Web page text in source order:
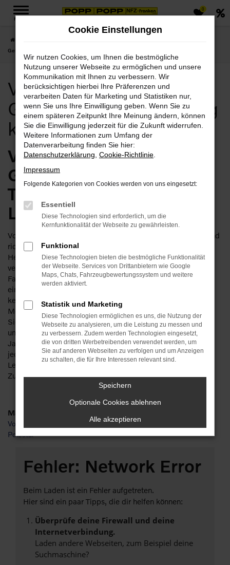
Zum
MENÜ
0
Gebrauchtwagen günstig kaufen
Volvo XC90 für Leipzig
Gebrauchtwagen günstig
kaufen
Volvo XC90
Gebrauchtwagen vom
Traditionshändler für
Leipzig
Volvo XC90 Gebrauchtwagen für Leipzig – das klingt gut und
richtig. Sparen Sie getrost ordentlich Geld, denn bei diesem
Hersteller machen Sie auch mit einem Gebrauchten nichts
verkehrt. Die Besonderheit liegt in der Langlebigkeit der
Fahrzeuge. Ein Volvo XC90 Gebrauchtwagen kann bereits
einige Jahre gefahren worden sein und zeigt immer noch
keinerlei Anzeichen von Ermüdung. Wir bieten Ihnen für Ihre
Mobilität in Leipzig bevorzugt junge Gebrauchte und lassen
Sie meist in scheckheftgepflegte Fahrzeuge einsteigen. Da
unser Unternehmen mit seiner Tradition von mehr als 110
Jahren auch über mehrere Werkstätten verfügt, checken wir
jeden Volvo XC90 Gebrauchtwagen vor dem Verkauf nach
Leipzig gründlich durch und sorgen für einen erstklassigen
Zustand.
Marken
Volvo
Polestar
Fehler: Network Error
Beim Laden ist ein Fehler aufgetreten.
Hier sind ein paar Tipps, die dir helfen können:
Überprüfe deine Firewall und deine
Internetverbindung.
Laden andere Webseiten, zum Beispiel deine
Suchmaschine?
Cookie Einstellungen
Wir nutzen Cookies, um Ihnen die bestmögliche
Nutzung unserer Webseite zu ermöglichen und unsere
Kommunikation mit Ihnen zu verbessern. Wir
berücksichtigen hierbei Ihre Präferenzen und
verarbeiten Daten für Marketing und Statistiken nur,
wenn Sie uns Ihre Einwilligung geben. Wenn Sie zu
einem späteren Zeitpunkt Ihre Meinung ändern, können
Sie die Einwilligung jederzeit für die Zukunft widerrufen.
Weitere Informationen zum Umfang der
Datenverarbeitung finden Sie hier:
Datenschutzerklärung Cookie-Richtlinie
Impressum
Folgende Kategorien von Cookies werden von uns eingesetzt:
Essentiell
Diese Technologien sind erforderlich, um die
Kernfunktionalität der Webseite zu gewährleisten.
Funktional
Diese Technologien bieten die bestmögliche Funktionalität
der Webseite. Services von Drittanbietern wie Google
Maps, Chats, Fahrzeugbewertungssystem und weitere
werden aktiviert.
Statistik und Marketing
Diese Technologien ermöglichen es uns, die Nutzung der
Webseite zu analysieren, um die Leistung zu messen und
zu verbessern. Zudem werden Technologien eingesetzt,
die von dritten Werbetreibenden verwendet werden, um
Sie auf anderen Webseiten zu verfolgen und um Anzeigen
zu schalten, die für Ihre Interessen relevant sind.
Speichern
Optionale Cookies ablehnen
Alle akzeptieren